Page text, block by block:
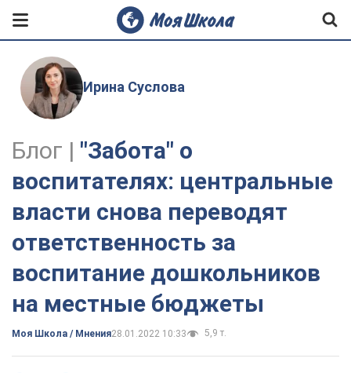
Ирина Суслова
Блог | "Забота" о
воспитателях: центральные
власти снова переводят
ответственность за
воспитание дошкольников
на местные бюджеты
Моя Школа / Мнения28.01.2022 10:33 5,9 т.